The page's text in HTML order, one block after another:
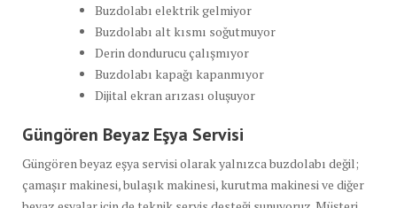
Buzdolabı elektrik gelmiyor
Buzdolabı alt kısmı soğutmuyor
Derin dondurucu çalışmıyor
Buzdolabı kapağı kapanmıyor
Dijital ekran arızası oluşuyor
Güngören Beyaz Eşya Servisi
Güngören beyaz eşya servisi olarak yalnızca buzdolabı değil;
çamaşır makinesi, bulaşık makinesi, kurutma makinesi ve diğer